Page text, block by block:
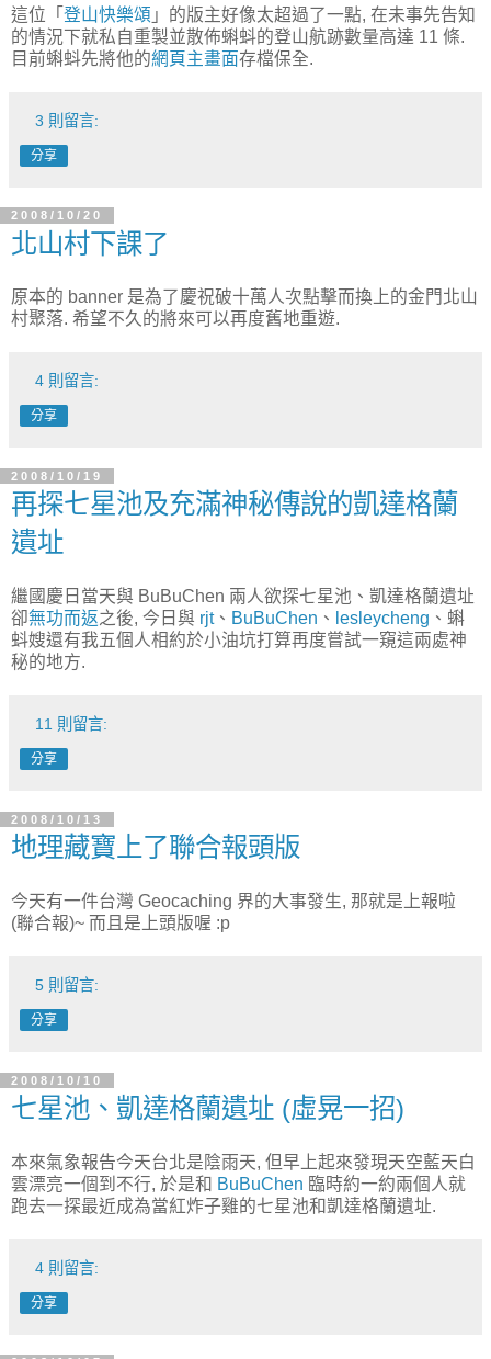
這位「 登山快樂頌 」的版主好像太超過了一點, 在未事先告知
的情況下就私自重製並散佈蝌蚪的登山航跡數量高達 11 條.
目前蝌蚪先將他的網頁主畫面存檔保全.
3 則留言:
分享
2008/10/20
北山村下課了
原本的 banner 是為了慶祝破十萬人次點擊而換上的金門北山
村聚落. 希望不久的將來可以再度舊地重遊.
4 則留言:
分享
2008/10/19
再探七星池及充滿神秘傳說的凱達格蘭
遺址
繼國慶日當天與 BuBuChen 兩人欲探七星池、凱達格蘭遺址
卻無功而返之後, 今日與 rjt、 BuBuChen 、 lesleycheng 、蝌
蚪嫂還有我五個人相約於小油坑打算再度嘗試一窺這兩處神
秘的地方.
11 則留言:
分享
2008/10/13
地理藏寶上了聯合報頭版
今天有一件台灣 Geocaching 界的大事發生, 那就是上報啦
(聯合報)~ 而且是上頭版喔 :p
5 則留言:
分享
2008/10/10
七星池、凱達格蘭遺址 (虛晃一招)
本來氣象報告今天台北是陰雨天, 但早上起來發現天空藍天白
雲漂亮一個到不行, 於是和 BuBuChen 臨時約一約兩個人就
跑去一探最近成為當紅炸子雞的七星池和凱達格蘭遺址.
4 則留言:
分享